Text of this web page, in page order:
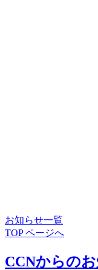
お知らせ一覧
TOP ページへ
CCNからの